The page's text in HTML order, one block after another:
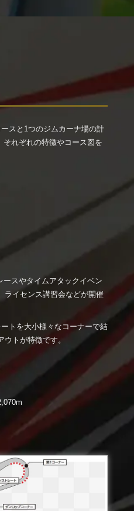
スと1つのジムカーナ場の計
れぞれの特徴やコース図を
スやタイムアタックイベン
ライセンス講習会などが開催
トを大小様々なコーナーで結
トが特徴です。